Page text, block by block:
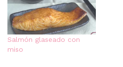
Salmón glaseado con
miso